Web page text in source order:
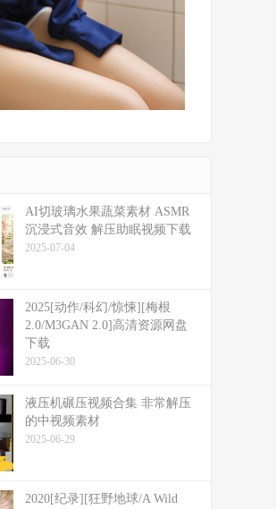
​​AI切玻璃水果蔬菜素材 ASMR
沉浸式音效 解压助眠视频下载
2025-07-04
2025[动作/科幻/惊悚][梅根
2.0/M3GAN 2.0]高清资源网盘
下载
2025-06-30
液压机碾压视频合集 非常解压
的中视频素材
2025-06-29
2020[纪录][狂野地球/A Wild